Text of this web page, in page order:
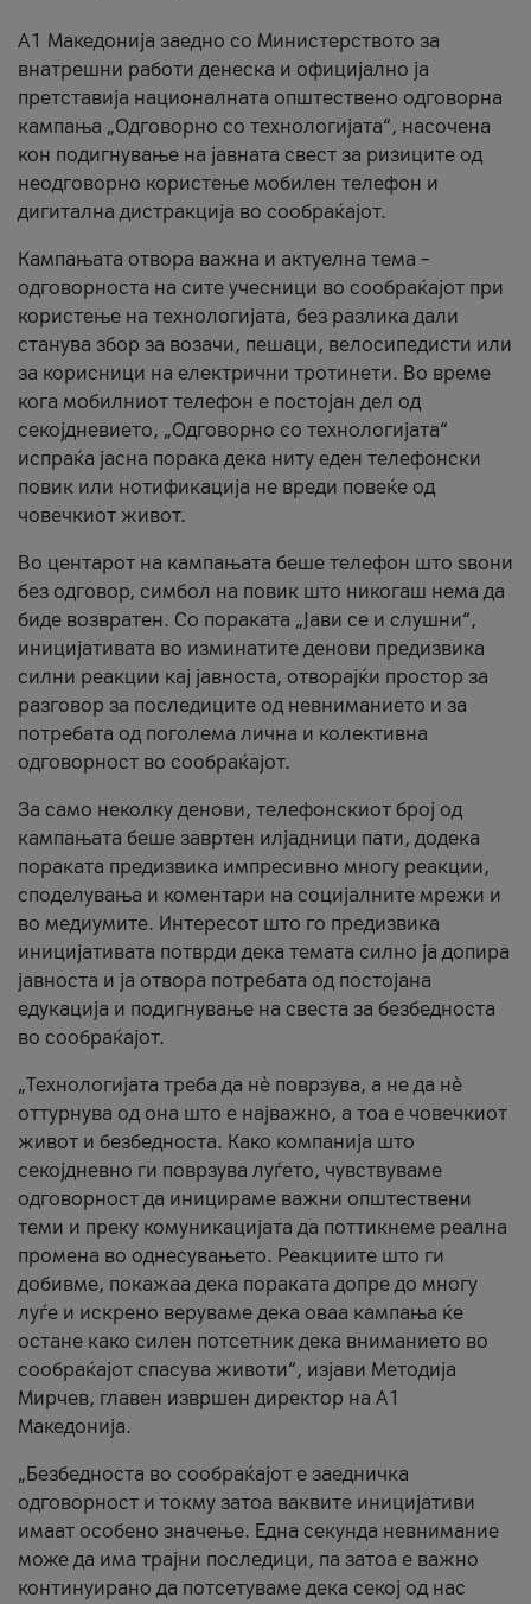
A1 Македонија заедно со Министерството за
внатрешни работи денеска и официјално ја
претставија националната општествено одговорна
кампања „Одговорно со технологијата“, насочена
кон подигнување на јавната свест за ризиците од
неодговорно користење мобилен телефон и
дигитална дистракција во сообраќајот.
Кампањата отвора важна и актуелна тема –
одговорноста на сите учесници во сообраќајот при
користење на технологијата, без разлика дали
станува збор за возачи, пешаци, велосипедисти или
за корисници на електрични тротинети. Во време
кога мобилниот телефон е постојан дел од
секојдневието, „Одговорно со технологијата“
испраќа јасна порака дека ниту еден телефонски
повик или нотификација не вреди повеќе од
човечкиот живот.
Во центарот на кампањата беше телефон што ѕвони
без одговор, симбол на повик што никогаш нема да
биде возвратен. Со пораката „Јави се и слушни“,
иницијативата во изминатите денови предизвика
силни реакции кај јавноста, отворајќи простор за
разговор за последиците од невниманието и за
потребата од поголема лична и колективна
одговорност во сообраќајот.
За само неколку денови, телефонскиот број од
кампањата беше завртен илјадници пати, додека
пораката предизвика импресивно многу реакции,
споделувања и коментари на социјалните мрежи и
во медиумите. Интересот што го предизвика
иницијативата потврди дека темата силно ја допира
јавноста и ја отвора потребата од постојана
едукација и подигнување на свеста за безбедноста
во сообраќајот.
„Технологијата треба да нè поврзува, а не да нè
оттурнува од она што е најважно, а тоа е човечкиот
живот и безбедноста. Како компанија што
секојдневно ги поврзува луѓето, чувствуваме
одговорност да иницираме важни општествени
теми и преку комуникацијата да поттикнеме реална
промена во однесувањето. Реакциите што ги
добивме, покажаа дека пораката допре до многу
луѓе и искрено веруваме дека оваа кампања ќе
остане како силен потсетник дека вниманието во
сообраќајот спасува животи“, изјави Методија
Мирчев, главен извршен директор на А1
Македонија.
„Безбедноста во сообраќајот е заедничка
одговорност и токму затоа ваквите иницијативи
имаат особено значење. Една секунда невнимание
може да има трајни последици, па затоа е важно
континуирано да потсетуваме дека секој од нас